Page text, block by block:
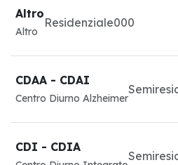
Altro
Altro
Residenziale000
CDAA - CDAI
Centro Diurno Alzheimer
CDI - CDIA